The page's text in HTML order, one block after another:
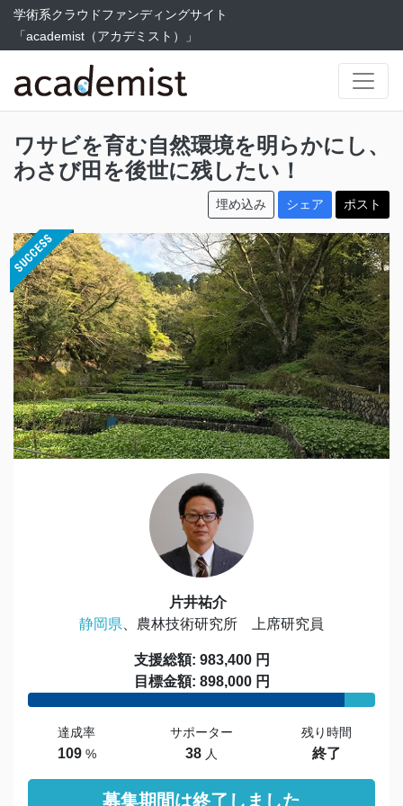
学術系クラウドファンディングサイト
「academist（アカデミスト）」
ワサビを育む自然環境を明らかにし、
わさび田を後世に残したい！
埋め込み シェア ポスト
片井祐介
静岡県 、農林技術研究所 上席研究員
支援総額: 983,400 円
目標金額: 898,000 円
達成率
109 %
サポーター
38 人
残り時間
終了
募集期間は終了しました